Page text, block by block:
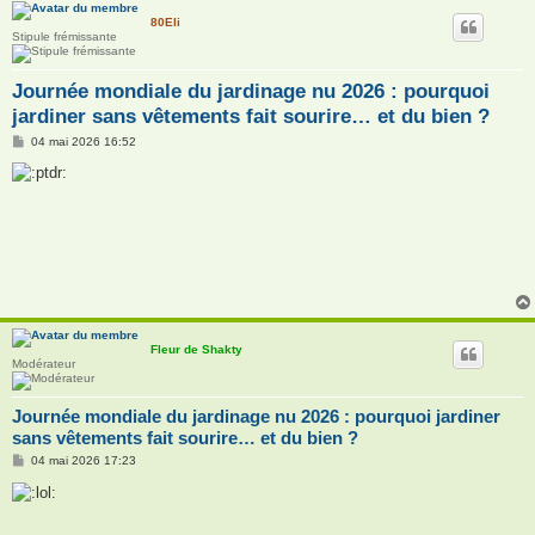
80Eli
Stipule frémissante
Journée mondiale du jardinage nu 2026 : pourquoi
jardiner sans vêtements fait sourire… et du bien ?
M
s
s
04 mai 2026 16:52
Fleur de Shakty
Modérateur
Journée mondiale du jardinage nu 2026 : pourquoi jardiner
sans vêtements fait sourire… et du bien ?
M
s
s
04 mai 2026 17:23